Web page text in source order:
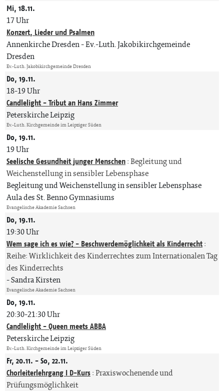
Mi, 18.11.
17 Uhr
Konzert, Lieder und Psalmen
Annenkirche Dresden Ev.-Luth. Jakobikirchgemeinde
Dresden
Ev.-Luth. Jakobikirchgemeinde Dresden
Do, 19.11.
18-19 Uhr
Candlelight - Tribut an Hans Zimmer
Peterskirche Leipzig
Ev.-Luth. Kirchgemeinde im Leipziger Süden
Do, 19.11.
19 Uhr
Seelische Gesundheit junger Menschen:Begleitung und
Weichenstellung in sensibler Lebensphase
Begleitung und Weichenstellung in sensibler Lebensphase
Aula des St. Benno Gymnasiums
Evangelische Akademie Sachsen
Do, 19.11.
19:30 Uhr
Wem sage ich es wie? - Beschwerdemöglichkeit als Kinderrecht:
Reihe: Wirklichkeit des Kinderrechtes zum Internationalen Tag
des Kinderrechts
Sandra Kirsten
Evangelische Akademie Sachsen
Do, 19.11.
20:30-21:30 Uhr
Candlelight - Queen meets ABBA
Peterskirche Leipzig
Ev.-Luth. Kirchgemeinde im Leipziger Süden
Fr, 20.11. - So, 22.11.
Chorleiterlehrgang I D-Kurs:Praxiswochenende und
Prüfungsmöglichkeit